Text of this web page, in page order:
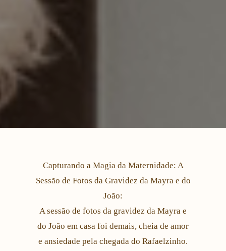
Capturando a Magia da Maternidade: A
Sessão de Fotos da Gravidez da Mayra e do
João:
A sessão de fotos da gravidez da Mayra e
do João em casa foi demais, cheia de amor
e ansiedade pela chegada do Rafaelzinho.